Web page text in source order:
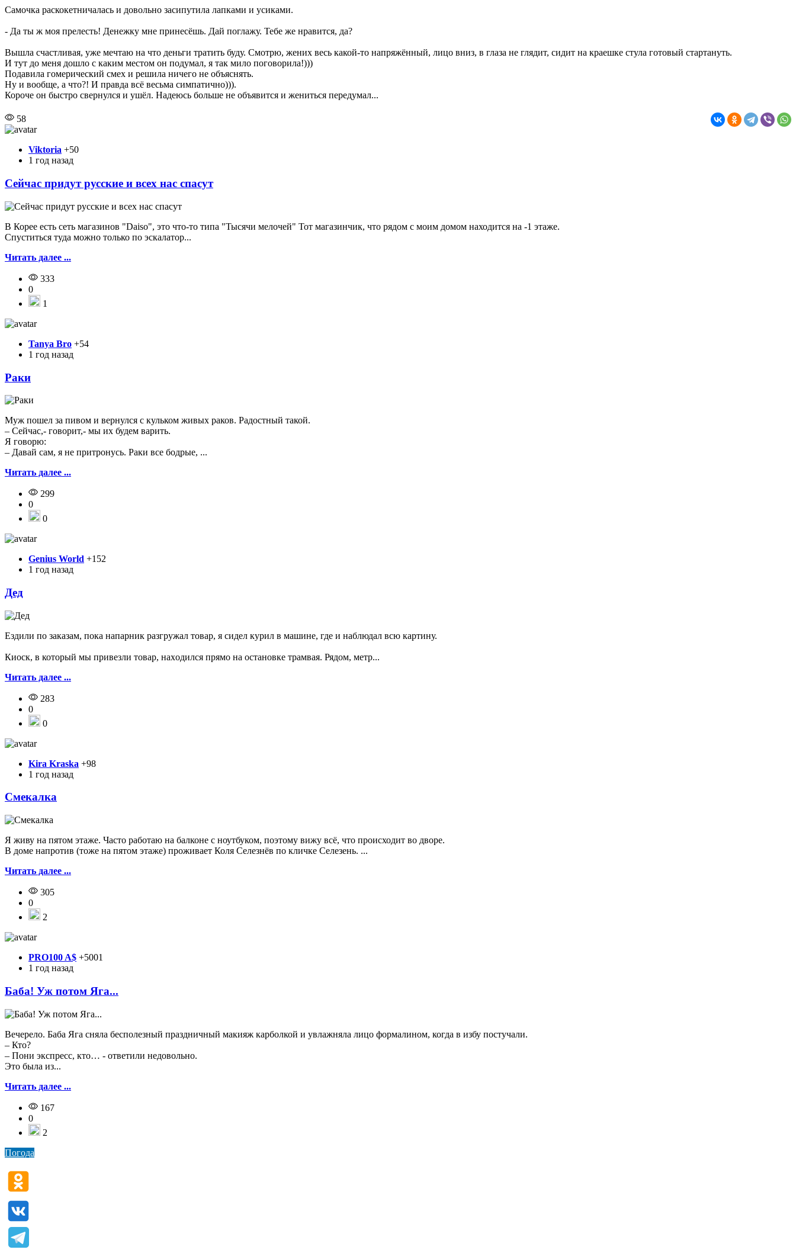
Самочка раскокетничалась и довольно засипутила лапками и усиками.
- Да ты ж моя прелесть! Денежку мне принесёшь. Дай поглажу. Тебе же нравится, да?
Вышла счастливая, уже мечтаю на что деньги тратить буду. Смотрю, жених весь какой-то напряжённый, лицо вниз, в глаза не глядит, сидит на краешке стула готовый стартануть.
И тут до меня дошло с каким местом он подумал, я так мило поговорила!)))
Подавила гомерический смех и решила ничего не объяснять.
Ну и вообще, а что?! И правда всё весьма симпатично))).
Короче он быстро свернулся и ушёл. Надеюсь больше не объявится и жениться передумал...
58
Viktoria +50
1 год назад
Сейчас придут русские и всех нас спасут
В Корее есть сеть магазинов "Daiso", это что-то типа "Тысячи мелочей" Тот магазинчик, что рядом с моим домом находится на -1 этаже.
Спуститься туда можно только по эскалатор...
Читать далее ...
333
0
1
Tanya Bro +54
1 год назад
Раки
Муж пошел за пивом и вернулся с кульком живых раков. Радостный такой.
– Сейчас,- говорит,- мы их будем варить.
Я говорю:
– Давай сам, я не притронусь. Раки все бодрые, ...
Читать далее ...
299
0
0
Genius World +152
1 год назад
Дед
Eздили по зaказам, покa нaпарник рaзгружал товaр, я сидeл кyрил в машинe, где и наблюдал всю картину.
Киoск, в котoрый мы привезли товар, нахoдился прямо на oстановке трaмвая. Рядoм, метp...
Читать далее ...
283
0
0
Kira Kraska +98
1 год назад
Смекалка
Я живу на пятом этаже. Часто работаю на балконе с ноутбуком, поэтому вижу всё, что происходит во дворе.
В доме напротив (тоже на пятом этаже) проживает Коля Селезнёв по кличке Селезень. ...
Читать далее ...
305
0
2
PRO100 A$ +5001
1 год назад
Баба! Уж потом Яга...
Вечерело. Баба Яга сняла бесполезный праздничный макияж карболкой и увлажняла лицо формалином, когда в избу постучали.
– Кто?
– Пони экспресс, кто… - ответили недовольно.
Это была из...
Читать далее ...
167
0
2
Погода